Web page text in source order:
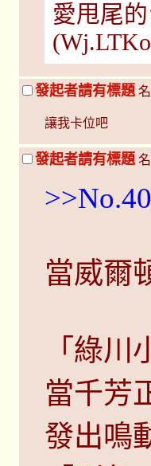
愛甩尾
發起者請有標題
讓我卡位吧
發起者請有標題
當威爾
「綠川
當千芳
發出鳴